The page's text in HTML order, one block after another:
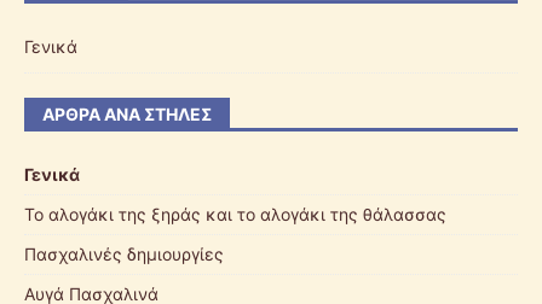
Γενικά
ΆΡΘΡΑ ΑΝΆ ΣΤΉΛΕΣ
Γενικά
Το αλογάκι της ξηράς και το αλογάκι της θάλασσας
Πασχαλινές δημιουργίες
Αυγά Πασχαλινά